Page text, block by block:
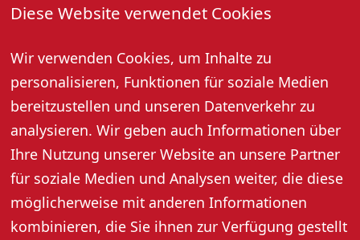
Diese Website verwendet Cookies
Wir verwenden Cookies, um Inhalte zu
personalisieren, Funktionen für soziale Medien
bereitzustellen und unseren Datenverkehr zu
analysieren. Wir geben auch Informationen über
Ihre Nutzung unserer Website an unsere Partner
für soziale Medien und Analysen weiter, die diese
möglicherweise mit anderen Informationen
kombinieren, die Sie ihnen zur Verfügung gestellt
Am Samstag, 07.02.26, erwartet Fasent- und
mit Renchtäler Zünften und Freunden durch die
historische Altstadt und anschließendem
internationalen „Gugge-Rämmidämmi“ auf dem
Kirchplatz.
Weitere Informationen